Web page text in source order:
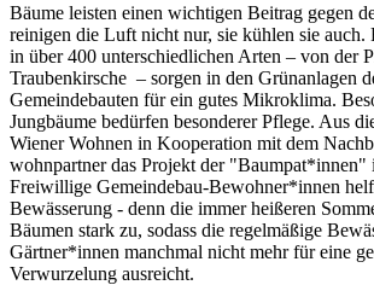
Bäume leisten einen wichtigen Beitrag gegen
reinigen die Luft nicht nur, sie kühlen sie auch.
in über 400 unterschiedlichen Arten – von der
Traubenkirsche – sorgen in den Grünanlagen
Gemeindebauten für ein gutes Mikroklima.
Jungbäume bedürfen besonderer Pflege. Aus
Wiener Wohnen in Kooperation mit dem
wohnpartner das Projekt der "Baumpat*innen"
Freiwillige Gemeindebau-Bewohner*innen
Bewässerung - denn die immer heißeren
Bäumen stark zu, sodass die regelmäßige
Gärtner*innen manchmal nicht mehr für eine
Verwurzelung ausreicht.